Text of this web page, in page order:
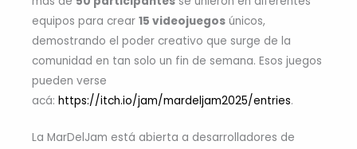
equipos para crear 15 videojuegos únicos,
demostrando el poder creativo que surge de la
comunidad en tan solo un fin de semana. Esos juegos
pueden verse
acá: https://itch.io/jam/mardeljam2025/entries.
La MarDelJam está abierta a desarrolladores de